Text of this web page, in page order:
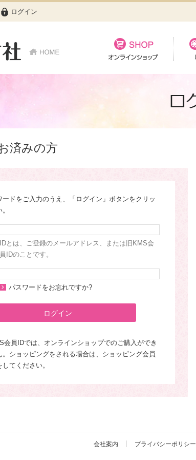
ログイン
済みの方
ードをご入力のうえ、「ログイン」ボタンをクリッ
IDとは、ご登録のメールアドレス、または旧KMS会
員IDのことです。
パスワードをお忘れですか?
ログイン
会員IDでは、オンラインショップでのご購入ができ
。ショッピングをされる場合は、ショッピング会員
てください。
会社案内 プライバシーポリシー